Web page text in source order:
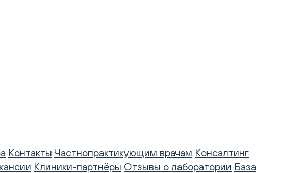
Контакты Частнопрактикующим врачам Консалтинг
Клиники-партнёры Отзывы о лаборатории База